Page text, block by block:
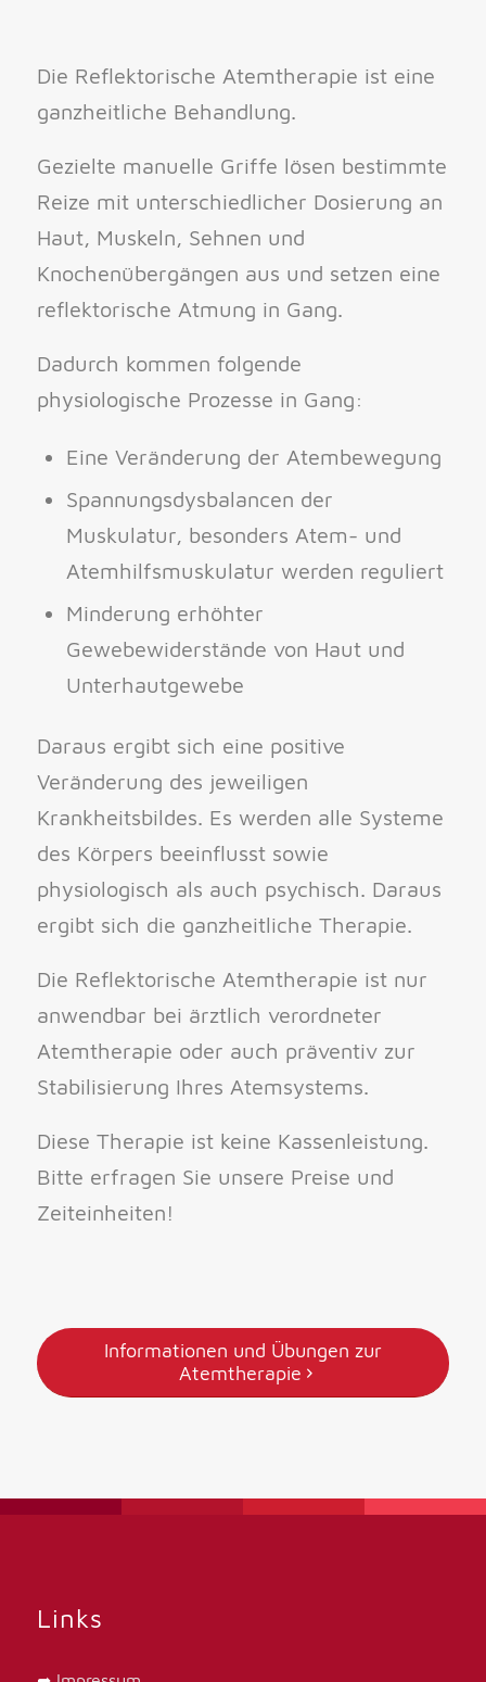
Die Reflektorische Atemtherapie ist eine
ganzheitliche Behandlung.
Gezielte manuelle Griffe lösen bestimmte
Reize mit unterschiedlicher Dosierung an
Haut, Muskeln, Sehnen und
Knochenübergängen aus und setzen eine
reflektorische Atmung in Gang.
Dadurch kommen folgende
physiologische Prozesse in Gang:
Eine Veränderung der Atembewegung
Spannungsdysbalancen der
Muskulatur, besonders Atem- und
Atemhilfsmuskulatur werden reguliert
Minderung erhöhter
Gewebewiderstände von Haut und
Unterhautgewebe
Daraus ergibt sich eine positive
Veränderung des jeweiligen
Krankheitsbildes. Es werden alle Systeme
des Körpers beeinflusst sowie
physiologisch als auch psychisch. Daraus
ergibt sich die ganzheitliche Therapie.
Die Reflektorische Atemtherapie ist nur
anwendbar bei ärztlich verordneter
Atemtherapie oder auch präventiv zur
Stabilisierung Ihres Atemsystems.
Diese Therapie ist keine Kassenleistung.
Bitte erfragen Sie unsere Preise und
Zeiteinheiten!
Informationen und Übungen zur
Atemtherapie
Links